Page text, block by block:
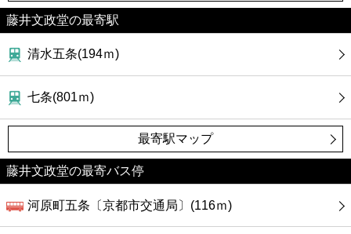
藤井文政堂の最寄駅
清水五条(194ｍ)
七条(801ｍ)
最寄駅マップ
藤井文政堂の最寄バス停
河原町五条〔京都市交通局〕(116ｍ)